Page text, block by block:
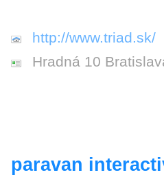
http://www.triad.sk/
Hradná 10
paravan